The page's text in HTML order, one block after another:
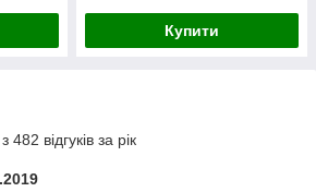
Купити
відгуків за рік